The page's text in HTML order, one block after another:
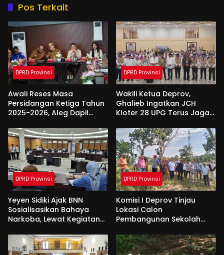
Pos Terkait
DPRD Provinsi
Awali Reses Masa
Persidangan Ketiga Tahun
2025-2026, Aleg Dapil
Apresiasi Dari Pemda
DPRD Provinsi
Wakili Ketua Deprov,
Ghalieb Ingatkan JCH
Kloter 28 UPG Terus Jaga
Tanah Suci
DPRD Provinsi
Yeyen Sidiki Ajak BNN
Sosialisasikan Bahaya
Narkoba, Lewat Kegiatan
DPRD Provinsi
Komisi I Deprov Tinjau
Lokasi Calon
Pembangunan Sekolah